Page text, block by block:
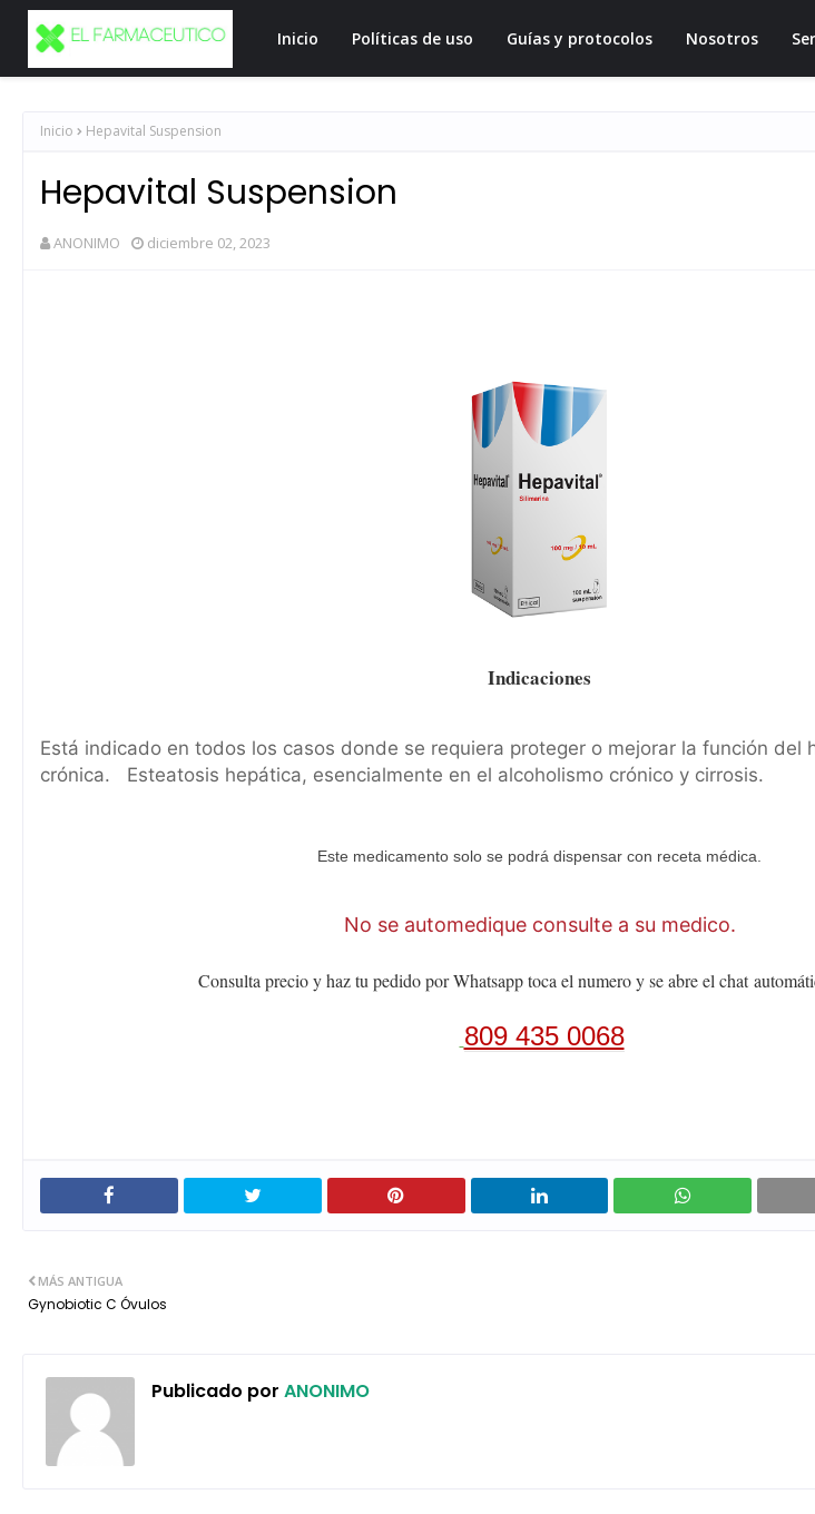
Inicio Políticas de uso Guías y protocolos Nosotros
Inicio Hepavital Suspension
Hepavital Suspension
ANONIMO diciembre 02, 2023
Indicaciones
Está indicado en todos los casos donde se requiera proteger o mejorar la función del
crónica. Esteatosis hepática, esencialmente en el alcoholismo crónico y cirrosis.
Este medicamento solo se podrá dispensar con receta médica.
No se automedique consulte a su medico.
Consulta precio y haz tu pedido por Whatsapp toca el numero y se abre el chat
809 435 0068
MÁS ANTIGUA
Gynobiotic C Óvulos
Publicado por ANONIMO